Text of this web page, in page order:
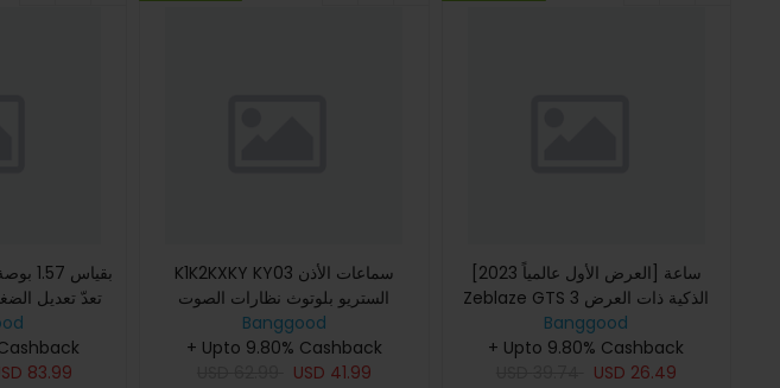
تعدّ تعديل
الغازية
83.99
K1K2KXKY KY03 سماعات الأذن
الستريو بلوتوث نظارات الصوت
مزدوجة السماعات صوت AAC جودة
عالية عدسة متحجرة HD حماية من
الأشعة
Banggood
+ Upto 9.80% Cashback
USD 41.99
[العرض الأول عالمياً 2023] ساعة
Zeblaze GTS 3 الذكية ذات العرض
الكبير بحجم 2.03 بوصة و مكالمات
صوتية وظائف بلوتوث صحية و
Banggood
+ Upto 9.80% Cashback
USD 26.49